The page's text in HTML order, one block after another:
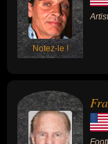
Notez-le !